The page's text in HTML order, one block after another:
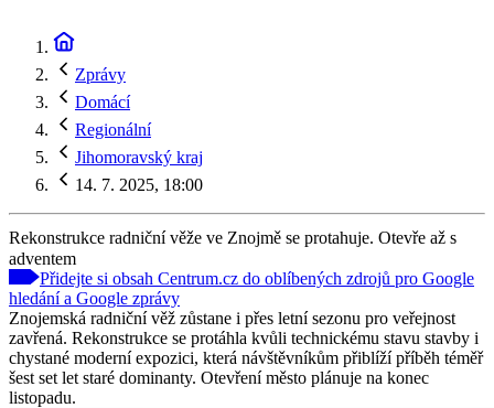
Zprávy
Domácí
Regionální
Jihomoravský kraj
14. 7. 2025, 18:00
Rekonstrukce radniční věže ve Znojmě se protahuje. Otevře až s
adventem
Přidejte si obsah Centrum.cz do oblíbených zdrojů pro Google
hledání a Google zprávy
Znojemská radniční věž zůstane i přes letní sezonu pro veřejnost
zavřená. Rekonstrukce se protáhla kvůli technickému stavu stavby i
chystané moderní expozici, která návštěvníkům přiblíží příběh téměř
šest set let staré dominanty. Otevření město plánuje na konec
listopadu.